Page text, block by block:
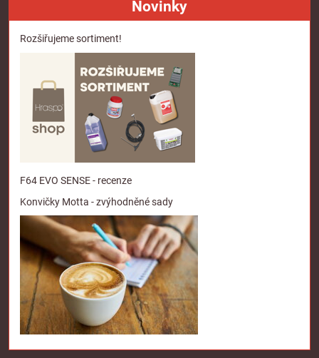
Novinky
Rozšiřujeme sortiment!
F64 EVO SENSE - recenze
Konvičky Motta - zvýhodněné sady